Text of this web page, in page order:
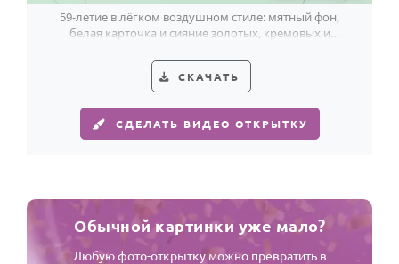
59-летие в лёгком воздушном стиле: мятный фон,
белая карточка и сияние золотых, кремовых и
СКАЧАТЬ
СДЕЛАТЬ ВИДЕО ОТКРЫТКУ
Обычной картинки уже мало?
Любую фото-открытку можно превратить в